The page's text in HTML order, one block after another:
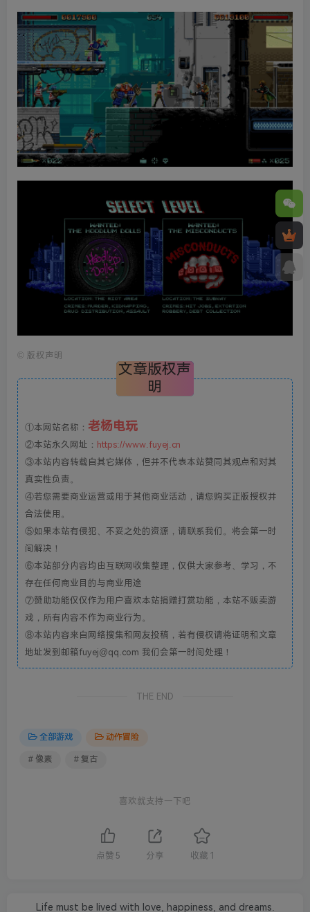
© 版权声明
文章版权声
明
①本网站名称： 老杨电玩
②本站永久网址： https://www.fuyej.cn
③本站内容转载自其它媒体，但并不代表本站赞同其观点和对其
真实性负责。
④若您需要商业运营或用于其他商业活动，请您购买正版授权并
合法使用。
⑤如果本站有侵犯、不妥之处的资源，请联系我们。将会第一时
间解决！
⑥本站部分内容均由互联网收集整理，仅供大家参考、学习，不
存在任何商业目的与商业用途
⑦赞助功能仅仅作为用户喜欢本站捐赠打赏功能，本站不贩卖游
戏，所有内容不作为商业行为。
⑧本站内容来自网络搜集和网友投稿，若有侵权请将证明和文章
地址发到邮箱fuyej@qq.com 我们会第一时间处理！
THE END
全部游戏 动作冒险
# 像素 # 复古
喜欢就支持一下吧
点赞 5 分享 收藏 1
Life must be lived with love, happiness, and dreams.